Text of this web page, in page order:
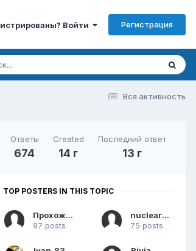
Войти Регистрация
Вся активность
Ответы
674
Created
14 г
Последний ответ
13 г
TOP POSTERS IN THIS TOPIC
Прохожий
97 posts
nuclearcat
75 posts